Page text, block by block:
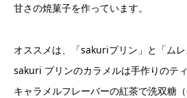
甘さの焼菓子を作っています。
オススメは、「sakuriプリン」と「ムレ
sakuri プリンのカラメルは手作りのテ
キャラメルフレーバーの紅茶で洗双糖